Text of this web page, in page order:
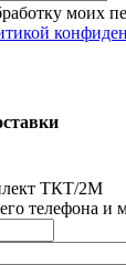
моих
ТКТ/2М
телефона и